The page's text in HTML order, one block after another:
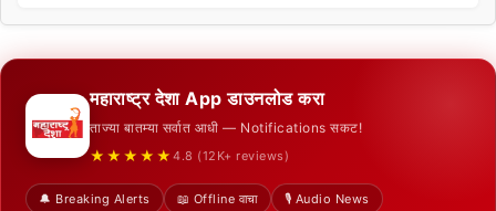
महाराष्ट्र देशा App डाउनलोड करा
ताज्या बातम्या सर्वात आधी — Notifications सकट!
★★★★★ 4.8 (12K+ reviews)
🔔 Breaking Alerts 📖 Offline वाचा
🎙️ Audio News